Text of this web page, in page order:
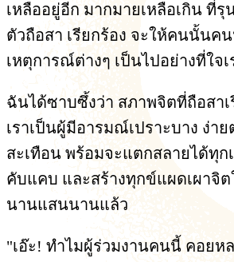
เหลืออยู่อีก มากมายเหลือเกิน ที่
ตัวถือสา เรียกร้อง จะให้คนนั้นค
เหตุการณ์ต่างๆ เป็นไปอย่างที่ใจเ
ฉันได้ซาบซึ้งว่า สภาพจิตที่ถือสาเ
เราเป็นผู้มีอารมณ์เปราะบาง ง่า
สะเทือน พร้อมจะแตกสลายได้ทุก
คับแคบ และสร้างทุกข์แผดเผาจิ
นานแสนนานแล้ว
"เอ๊ะ! ทำไมผู้ร่วมงานคนนี้ คอยห